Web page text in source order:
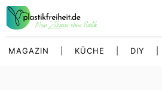
Zum
Inhalt
MAGAZIN KÜCHE DIY